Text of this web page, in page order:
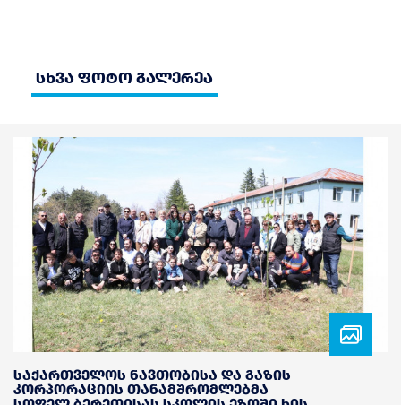
სხვა ფოტო გალერეა
საქართველოს ნავთობისა და გაზის
კორპორაციის თანამშრომლებმა